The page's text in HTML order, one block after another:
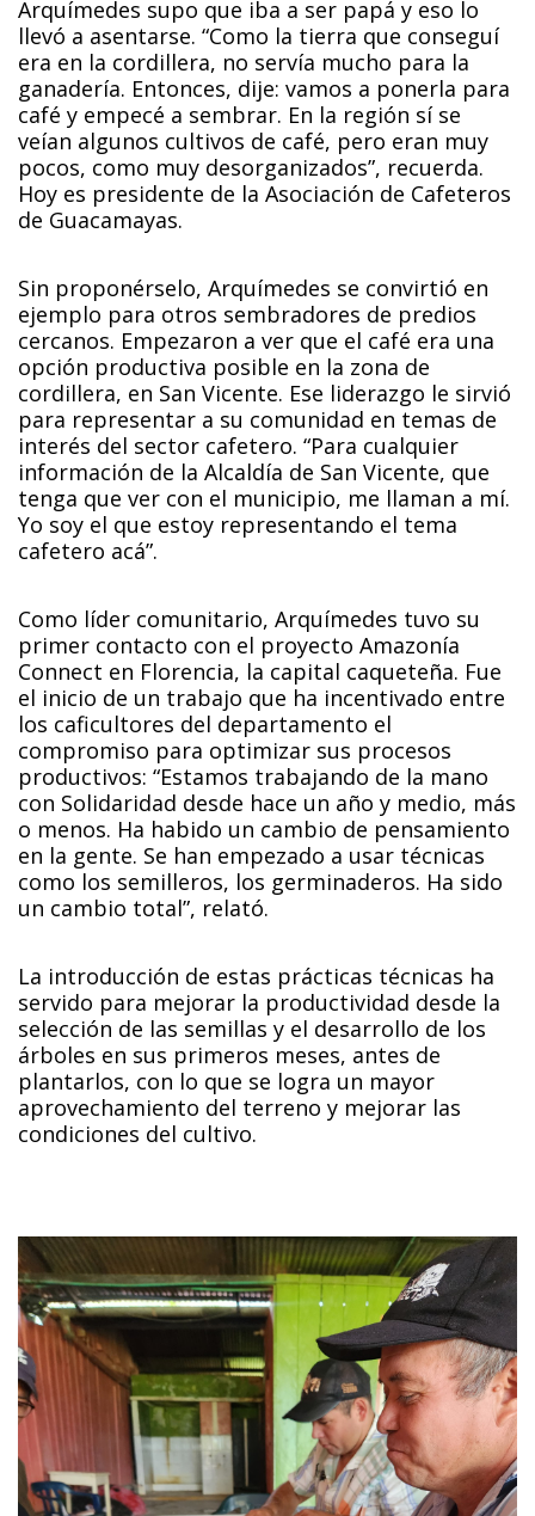
Arquímedes supo que iba a ser papá y eso lo
llevó a asentarse. “Como la tierra que conseguí
era en la cordillera, no servía mucho para la
ganadería. Entonces, dije: vamos a ponerla para
café y empecé a sembrar. En la región sí se
veían algunos cultivos de café, pero eran muy
pocos, como muy desorganizados”, recuerda.
Hoy es presidente de la Asociación de Cafeteros
de Guacamayas.
Sin proponérselo, Arquímedes se convirtió en
ejemplo para otros sembradores de predios
cercanos. Empezaron a ver que el café era una
opción productiva posible en la zona de
cordillera, en San Vicente. Ese liderazgo le sirvió
para representar a su comunidad en temas de
interés del sector cafetero. “Para cualquier
información de la Alcaldía de San Vicente, que
tenga que ver con el municipio, me llaman a mí.
Yo soy el que estoy representando el tema
cafetero acá”.
Como líder comunitario, Arquímedes tuvo su
primer contacto con el proyecto Amazonía
Connect en Florencia, la capital caqueteña. Fue
el inicio de un trabajo que ha incentivado entre
los caficultores del departamento el
compromiso para optimizar sus procesos
productivos: “Estamos trabajando de la mano
con Solidaridad desde hace un año y medio, más
o menos. Ha habido un cambio de pensamiento
en la gente. Se han empezado a usar técnicas
como los semilleros, los germinaderos. Ha sido
un cambio total”, relató.
La introducción de estas prácticas técnicas ha
servido para mejorar la productividad desde la
selección de las semillas y el desarrollo de los
árboles en sus primeros meses, antes de
plantarlos, con lo que se logra un mayor
aprovechamiento del terreno y mejorar las
condiciones del cultivo.